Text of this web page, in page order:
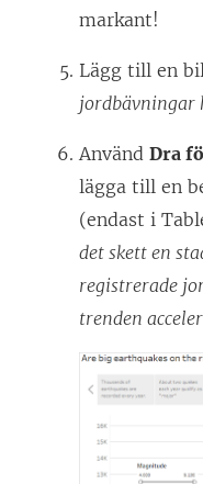
markant!
Lägg till en
jordbävningar
Använd Dra
lägga till en
(endast i
det skett en
registrerade
trenden